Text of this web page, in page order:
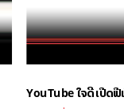
YouTube ໃຈດີ ເປີດ